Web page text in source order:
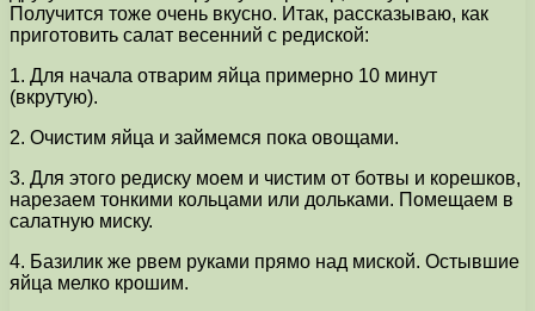
Получится тоже очень вкусно. Итак, рассказываю, как
приготовить салат весенний с редиской:
1. Для начала отварим яйца примерно 10 минут
(вкрутую).
2. Очистим яйца и займемся пока овощами.
3. Для этого редиску моем и чистим от ботвы и корешков,
нарезаем тонкими кольцами или дольками. Помещаем в
салатную миску.
4. Базилик же рвем руками прямо над миской. Остывшие
яйца мелко крошим.